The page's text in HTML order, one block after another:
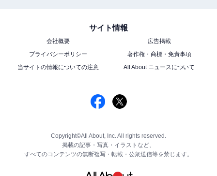
サイト情報
会社概要
広告掲載
プライバシーポリシー
著作権・商標・免責事項
当サイトの情報についての注意
All About ニュースについて
Copyright©All About, Inc. All rights reserved.
掲載の記事・写真・イラストなど、
すべてのコンテンツの無断複写・転載・公衆送信等を禁じます。